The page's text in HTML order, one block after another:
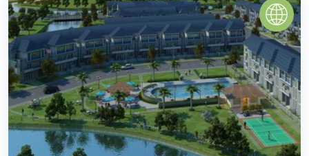
Chung cư Đạt Gia Residence
Chung cư Đạt Gia Residence Thủ Đức là một trong những
khu chưng cư thu hút nhiều sự chú ý và quan tâm trong
thời gian gần đây. Với thiết kế ...
0 (0 đánh giá)
(Đánh giá từ website pomahomeviews.vn)